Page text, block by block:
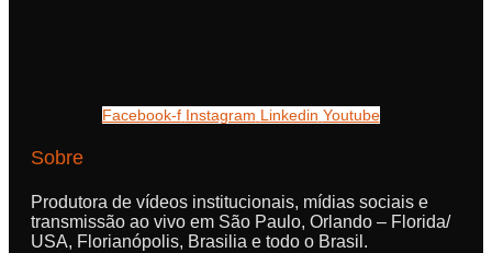
Facebook-f Instagram Linkedin Youtube
Sobre
Produtora de vídeos institucionais, mídias sociais e
transmissão ao vivo em São Paulo, Orlando – Florida/
USA, Florianópolis, Brasilia e todo o Brasil.